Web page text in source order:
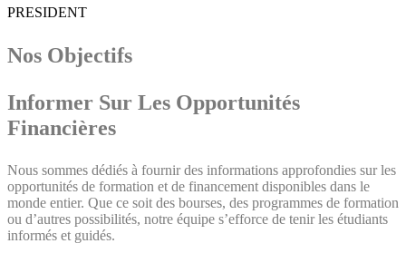
PRESIDENT
Nos Objectifs
Informer Sur Les Opportunités
Financières
Nous sommes dédiés à fournir des informations approfondies sur les
opportunités de formation et de financement disponibles dans le
monde entier. Que ce soit des bourses, des programmes de formation
ou d’autres possibilités, notre équipe s’efforce de tenir les étudiants
informés et guidés.